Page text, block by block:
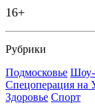
16+
Рубрики
Подмосковье Шоу-
Спецоперация на
Здоровье Спорт